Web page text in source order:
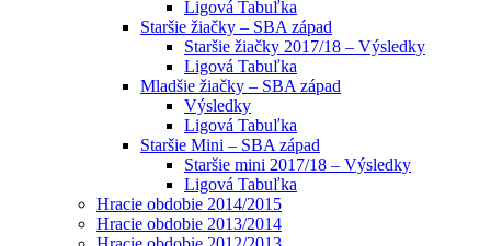
Ligová Tabuľka
Staršie žiačky – SBA západ
Staršie žiačky 2017/18 – Výsledky
Ligová Tabuľka
Mladšie žiačky – SBA západ
Výsledky
Ligová Tabuľka
Staršie Mini – SBA západ
Staršie mini 2017/18 – Výsledky
Ligová Tabuľka
Hracie obdobie 2014/2015
Hracie obdobie 2013/2014